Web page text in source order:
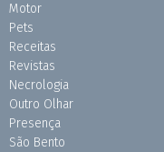
Motor
Pets
Receitas
Revistas
Necrologia
Outro Olhar
Presença
São Bento